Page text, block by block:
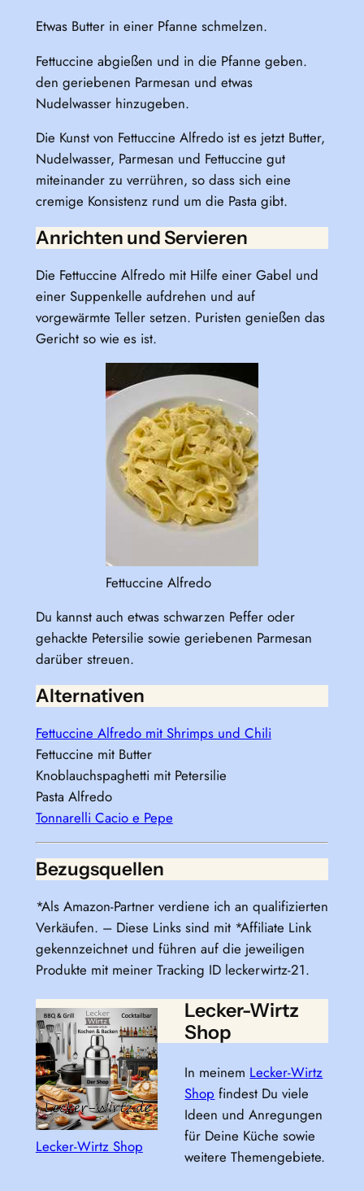
Etwas Butter in einer Pfanne schmelzen.
Fettuccine abgießen und in die Pfanne geben.
den geriebenen Parmesan und etwas
Nudelwasser hinzugeben.
Die Kunst von Fettuccine Alfredo ist es jetzt Butter,
Nudelwasser, Parmesan und Fettuccine gut
miteinander zu verrühren, so dass sich eine
cremige Konsistenz rund um die Pasta gibt.
Anrichten und Servieren
Die Fettuccine Alfredo mit Hilfe einer Gabel und
einer Suppenkelle aufdrehen und auf
vorgewärmte Teller setzen. Puristen genießen das
Gericht so wie es ist.
Fettuccine Alfredo
Du kannst auch etwas schwarzen Peffer oder
gehackte Petersilie sowie geriebenen Parmesan
darüber streuen.
Alternativen
Fettuccine Alfredo mit Shrimps und Chili
Fettuccine mit Butter
Knoblauchspaghetti mit Petersilie
Pasta Alfredo
Tonnarelli Cacio e Pepe
Bezugsquellen
*Als Amazon-Partner verdiene ich an qualifizierten
Verkäufen. – Diese Links sind mit *Affiliate Link
gekennzeichnet und führen auf die jeweiligen
Produkte mit meiner Tracking ID leckerwirtz-21.
Lecker-Wirtz Shop
Lecker-Wirtz
Shop
In meinem Lecker-Wirtz
Shop findest Du viele
Ideen und Anregungen
für Deine Küche sowie
weitere Themengebiete.